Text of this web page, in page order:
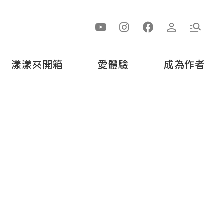
漾漾來開箱 愛體驗 成為作者